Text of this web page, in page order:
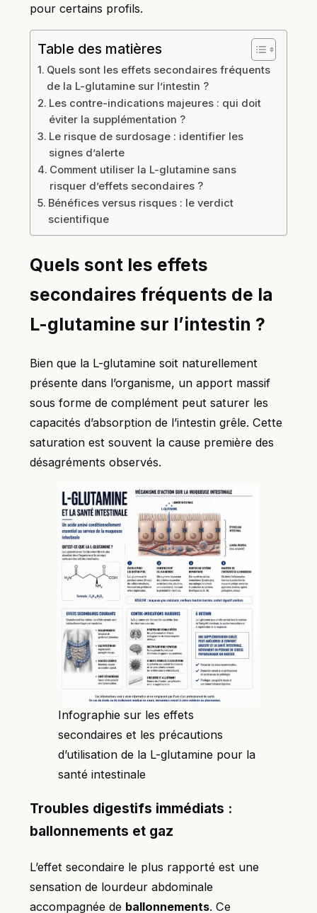
pour certains profils.
Table des matières
Quels sont les effets secondaires fréquents
de la L-glutamine sur l’intestin ?
Les contre-indications majeures : qui doit
éviter la supplémentation ?
Le risque de surdosage : identifier les
signes d’alerte
Comment utiliser la L-glutamine sans
risquer d’effets secondaires ?
Bénéfices versus risques : le verdict
scientifique
Quels sont les effets
secondaires fréquents de la
L-glutamine sur l’intestin ?
Bien que la L-glutamine soit naturellement
présente dans l’organisme, un apport massif
sous forme de complément peut saturer les
capacités d’absorption de l’intestin grêle. Cette
saturation est souvent la cause première des
désagréments observés.
Infographie sur les effets
secondaires et les précautions
d’utilisation de la L-glutamine pour la
santé intestinale
Troubles digestifs immédiats :
ballonnements et gaz
L’effet secondaire le plus rapporté est une
sensation de lourdeur abdominale
accompagnée de ballonnements. Ce